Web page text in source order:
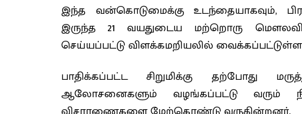
இந்த வன்கொடுமைக்கு உடந்தையாகவும்,
இருந்த 21 வயதுடைய மற்றொரு
செய்யப்பட்டு விளக்கமறியலில்
பாதிக்கப்பட்ட சிறுமிக்கு தற்போது
ஆலோசனைகளும் வழங்கப்பட்டு வரும்